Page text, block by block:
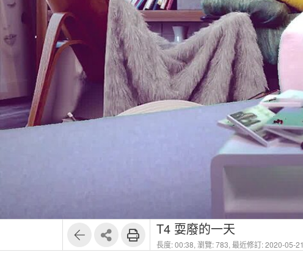
T4 耍廢的一天
長度: 00:38, 瀏覽: 783, 最近修訂: 2020-05-21